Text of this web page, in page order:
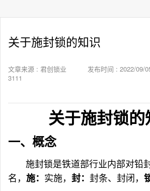
关于施封锁的知识
文章来源 : 君创锁业 发布时间 : 2022/09/
3111
关于施封锁的
一、概念
施封锁是铁道部行业内部对铅
名， 施： 实施， 封： 封条、封闭，